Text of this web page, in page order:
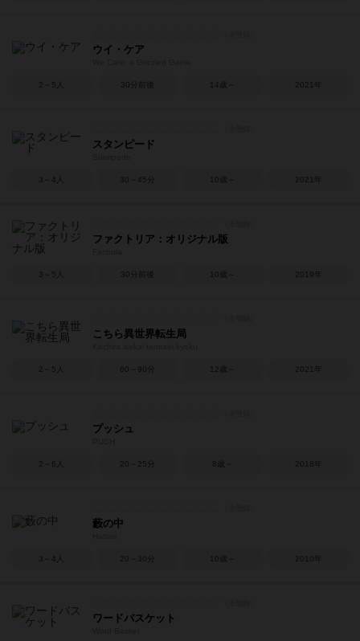
ウイ・ケア
2～5人 30分前後 14歳～ 2021年
スタンピード
3～4人 30～45分 10歳～ 2021年
ファクトリア：オリジナル版
3～5人 30分前後 10歳～ 2019年
こちら異世界転生局
2～5人 60～90分 12歳～ 2021年
プッシュ
2～6人 20～25分 8歳～ 2018年
藪の中
3～4人 20～30分 10歳～ 2010年
ワードバスケット